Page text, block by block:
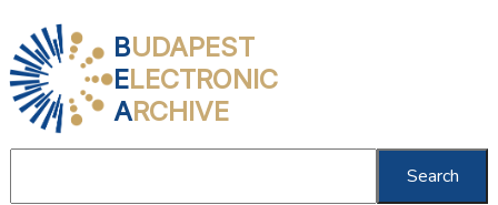
BUDAPEST
ELECTRONIC
ARCHIVE
Search